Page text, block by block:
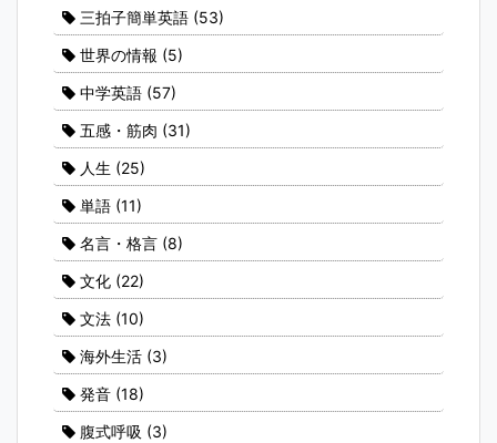
三拍子簡単英語 (53)
世界の情報 (5)
中学英語 (57)
五感・筋肉 (31)
人生 (25)
単語 (11)
名言・格言 (8)
文化 (22)
文法 (10)
海外生活 (3)
発音 (18)
腹式呼吸 (3)